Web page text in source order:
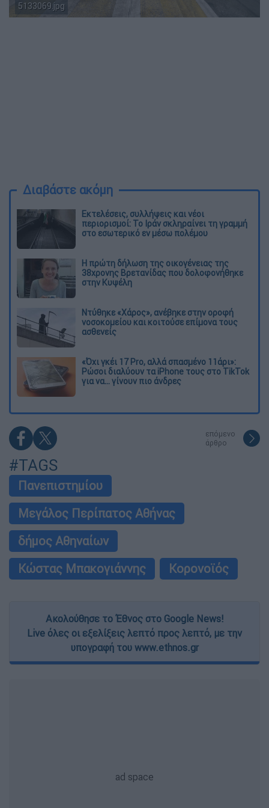
5133069.jpg
Eurokinissi/Μεγάλος Περίιπατος Αθήνας
Διαβάστε ακόμη
Εκτελέσεις, συλλήψεις και νέοι
περιορισμοί: Το Ιράν σκληραίνει τη γραμμή
στο εσωτερικό εν μέσω πολέμου
Η πρώτη δήλωση της οικογένειας της
38χρονης Βρετανίδας που δολοφονήθηκε
στην Κυψέλη
Ντύθηκε «Χάρος», ανέβηκε στην οροφή
νοσοκομείου και κοιτούσε επίμονα τους
ασθενείς
«Όχι γκέι 17 Pro, αλλά σπασμένο 11άρι»:
Ρώσοι διαλύουν τα iPhone τους στο TikTok
για να... γίνουν πιο άνδρες
επόμενο
άρθρο
#TAGS
Πανεπιστημίου
Μεγάλος Περίπατος Αθήνας
δήμος Αθηναίων
Κώστας Μπακογιάννης
Κορονοϊός
Ακολούθησε το Έθνος στο Google News!
Live όλες οι εξελίξεις λεπτό προς λεπτό, με την
υπογραφή του www.ethnos.gr